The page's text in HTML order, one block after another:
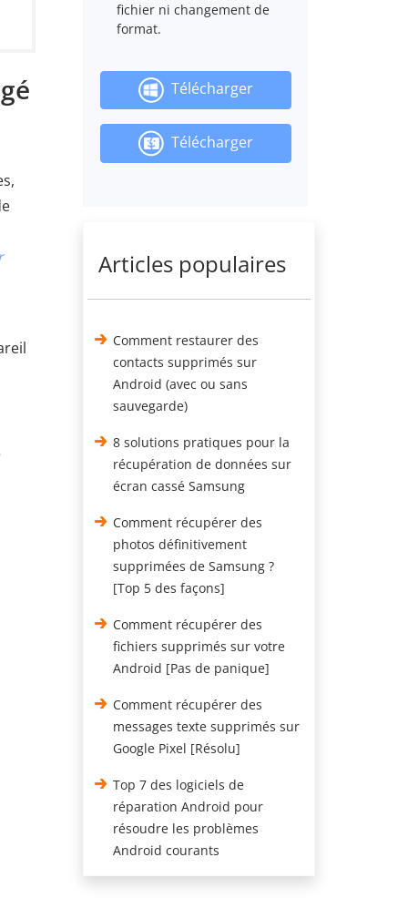
fichier ni changement de
format.
Télécharger
Télécharger
Articles populaires
Comment restaurer des
contacts supprimés sur
Android (avec ou sans
sauvegarde)
8 solutions pratiques pour la
récupération de données sur
écran cassé Samsung
Comment récupérer des
photos définitivement
supprimées de Samsung ?
[Top 5 des façons]
Comment récupérer des
fichiers supprimés sur votre
Android [Pas de panique]
Comment récupérer des
messages texte supprimés sur
Google Pixel [Résolu]
Top 7 des logiciels de
réparation Android pour
résoudre les problèmes
Android courants